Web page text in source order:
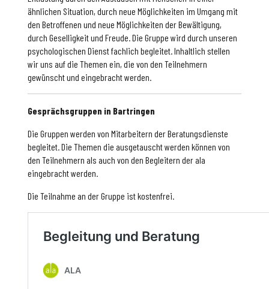
ähnlichen Situation, durch neue Möglichkeiten im Umgang mit
den Betroffenen und neue Möglichkeiten der Bewältigung,
durch Geselligkeit und Freude. Die Gruppe wird durch unseren
psychologischen Dienst fachlich begleitet. Inhaltlich stellen
wir uns auf die Themen ein, die von den Teilnehmern
gewünscht und eingebracht werden.
Gesprächsgruppen in Bartringen
Die Gruppen werden von Mitarbeitern der Beratungsdienste
begleitet. Die Themen die ausgetauscht werden können von
den Teilnehmern als auch von den Begleitern der ala
eingebracht werden.
Die Teilnahme an der Gruppe ist kostenfrei.